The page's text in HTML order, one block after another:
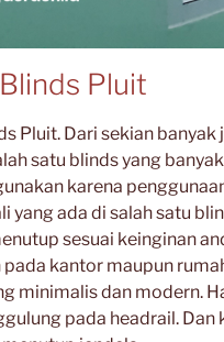
Pluit
Pluit. Dari sekian
satu blinds yang
karena
yang ada di salah satu
sesuai keinginan
kantor maupun
minimalis dan modern.
pada headrail.